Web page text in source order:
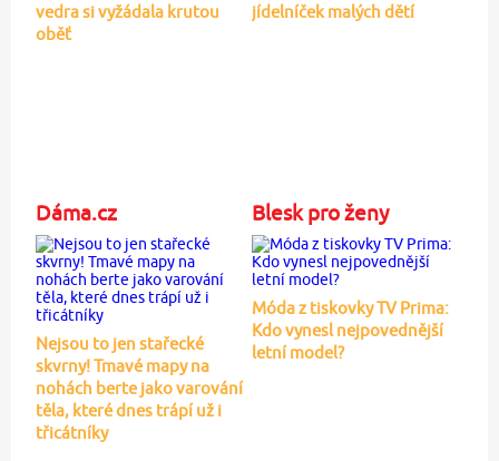
vedra si vyžádala krutou
oběť
jídelníček malých dětí
Dáma.cz
Nejsou to jen stařecké
skvrny! Tmavé mapy na
nohách berte jako varování
těla, které dnes trápí už i
třicátníky
Blesk pro ženy
Móda z tiskovky TV Prima:
Kdo vynesl nejpovednější
letní model?